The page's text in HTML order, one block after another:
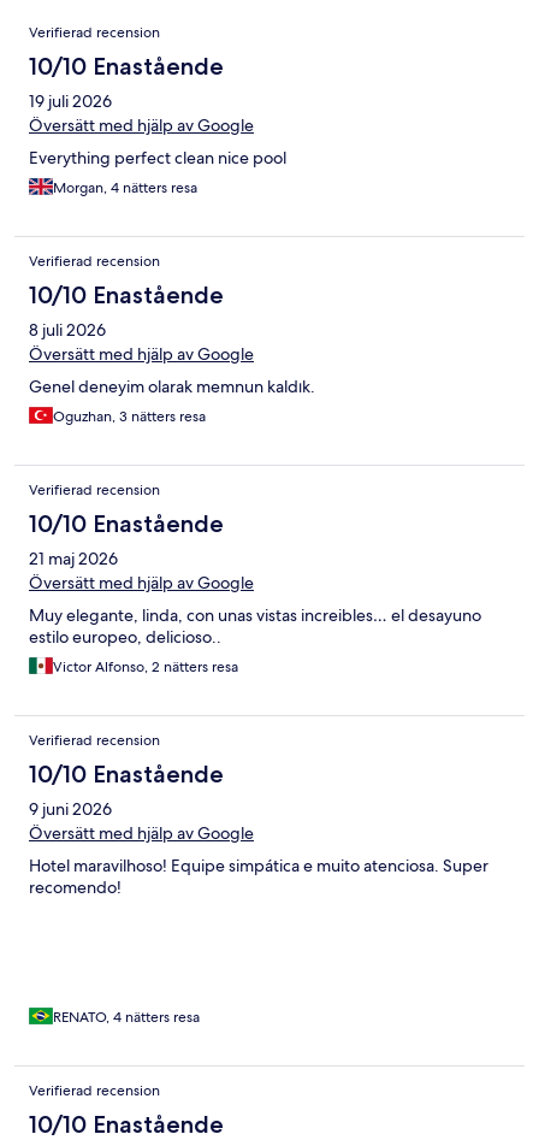
Recensioner
Verifierad recension
10/10 Enastående
19 juli 2026
Översätt med hjälp av Google
Everything perfect clean nice pool
Morgan, 4 nätters resa
Verifierad recension
10/10 Enastående
8 juli 2026
Översätt med hjälp av Google
Genel deneyim olarak memnun kaldık.
Oguzhan, 3 nätters resa
Verifierad recension
10/10 Enastående
21 maj 2026
Översätt med hjälp av Google
Muy elegante, linda, con unas vistas increibles… el desayuno
estilo europeo, delicioso..
Victor Alfonso, 2 nätters resa
Verifierad recension
10/10 Enastående
9 juni 2026
Översätt med hjälp av Google
Hotel maravilhoso! Equipe simpática e muito atenciosa. Super
recomendo!
RENATO, 4 nätters resa
Verifierad recension
10/10 Enastående